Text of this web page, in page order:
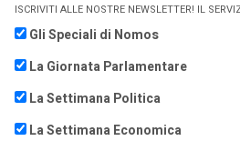
ISCRIVITI ALLE NOSTRE NEWSLETTER! IL
Gli Speciali di Nomos
La Giornata Parlamentare
La Settimana Politica
La Settimana Economica